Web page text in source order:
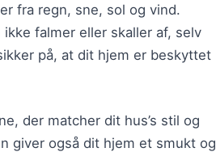
fra regn, sne, sol og vind.
falmer eller skaller af, selv
på, at dit hjem er beskyttet
der matcher dit hus’s stil og
giver også dit hjem et smukt og